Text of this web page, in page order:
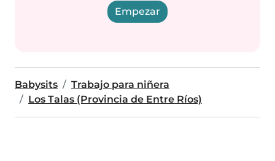
Empezar
Babysits
Trabajo para niñera
Los Talas (Provincia de Entre Ríos)